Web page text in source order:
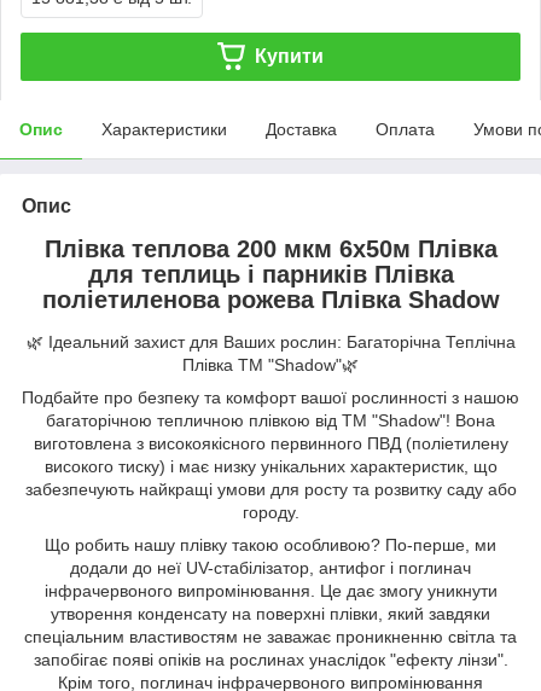
Купити
Опис Характеристики Доставка Оплата Умови
Опис
Плівка теплова 200 мкм 6х50м Плівка
для теплиць і парників Плівка
поліетиленова рожева Плівка Shadow
🌿 Ідеальний захист для Ваших рослин: Багаторічна Теплічна
Плівка ТМ "Shadow"🌿
Подбайте про безпеку та комфорт вашої рослинності з нашою
багаторічною тепличною плівкою від ТМ "Shadow"! Вона
виготовлена з високоякісного первинного ПВД (поліетилену
високого тиску) і має низку унікальних характеристик, що
забезпечують найкращі умови для росту та розвитку саду або
городу.
Що робить нашу плівку такою особливою? По-перше, ми
додали до неї UV-стабілізатор, антифог і поглинач
інфрачервоного випромінювання. Це дає змогу уникнути
утворення конденсату на поверхні плівки, який завдяки
спеціальним властивостям не заважає проникненню світла та
запобігає появі опіків на рослинах унаслідок "ефекту лінзи".
Крім того, поглинач інфрачервоного випромінювання